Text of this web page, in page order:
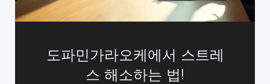
도파민가라오케에서 스트레
스 해소하는 법!